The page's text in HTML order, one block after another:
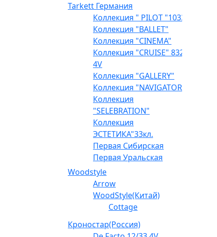
Tarkett Германия
Коллекция " PILOT "1033
Коллекция "BALLET"
Коллекция "CINEMA"
Коллекция "CRUISE" 832
4V
Коллекция "GALLERY"
Коллекция "NAVIGATOR"
Коллекция
"SELEBRATION"
Коллекция
ЭСТЕТИКА"33кл.
Первая Сибирская
Первая Уральская
Woodstyle
Arrow
WoodStyle(Китай)
Cottage
Кроностар(Россия)